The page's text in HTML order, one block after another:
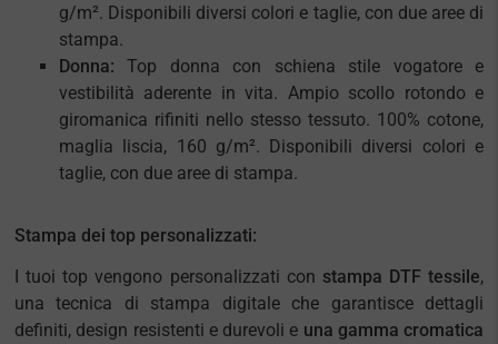
g/m². Disponibili diversi colori e taglie, con due aree di
stampa.
Donna: Top donna con schiena stile vogatore e
vestibilità aderente in vita. Ampio scollo rotondo e
giromanica rifiniti nello stesso tessuto. 100% cotone,
maglia liscia, 160 g/m². Disponibili diversi colori e
taglie, con due aree di stampa.
Stampa dei top personalizzati:
I tuoi top vengono personalizzati con stampa DTF tessile,
una tecnica di stampa digitale che garantisce dettagli
definiti, design resistenti e durevoli e una gamma cromatica